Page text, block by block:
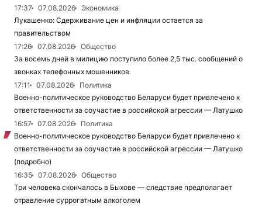
17:37
07.08.2026
Экономика
Лукашенко: Сдерживание цен и инфляции остается за
правительством
17:26
07.08.2026
Общество
За восемь дней в милицию поступило более 2,5 тыс. сообщений о
звонках телефонных мошенников
17:11
07.08.2026
Политика
Военно-политическое руководство Беларуси будет привлечено к
ответственности за соучастие в российской агрессии — Латушко
16:57
07.08.2026
Политика
Военно-политическое руководство Беларуси будет привлечено к
ответственности за соучастие в российской агрессии — Латушко
(подробно)
16:35
07.08.2026
Общество
Три человека скончалось в Быхове — следствие предполагает
отравление суррогатным алкоголем